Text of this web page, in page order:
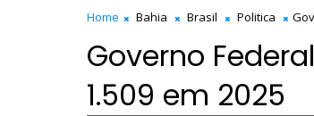
Home Bahia Brasil Politica
Governo
1.509 em 2025